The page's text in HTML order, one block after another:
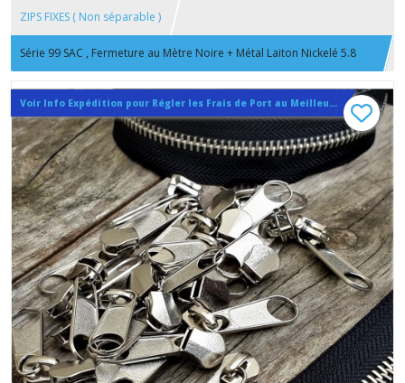
ZIPS FIXES ( Non séparable )
Série 99 SAC , Fermeture au Mètre Noire + Métal Laiton Nickelé 5.8
mm + Curseurs Argentés
Voir Info Expédition pour Régler les Frais de Port au Meilleur Prix , En haut d'ecran à Droite